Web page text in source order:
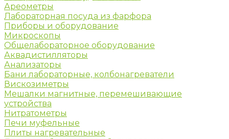
Ареометры
Лабораторная посуда из фарфора
Приборы и оборудование
Микроскопы
Общелабораторное оборудование
Аквадистилляторы
Анализаторы
Бани лабораторные, колбонагреватели
Вискозиметры
Мешалки магнитные, перемешивающие
устройства
Нитратометры
Печи муфельные
Плиты нагревательные